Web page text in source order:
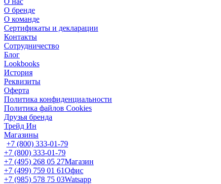
О бренде
О команде
Сертификаты и декларации
Контакты
Сотрудничество
Блог
Lookbooks
История
Реквизиты
Оферта
Политика конфиденциальности
Политика файлов Cookies
Друзья бренда
Трейд Ин
Магазины
+7 (800) 333-01-79
+7 (800) 333-01-79
+7 (495) 268 05 27Магазин
+7 (499) 759 01 61Офис
+7 (985) 578 75 03Watsapp